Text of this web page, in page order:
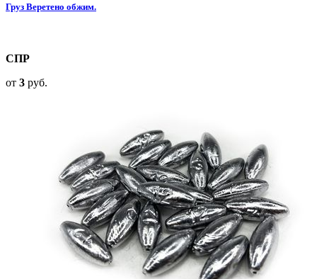
Груз Веретено обжим.
СПР
от 3 руб.